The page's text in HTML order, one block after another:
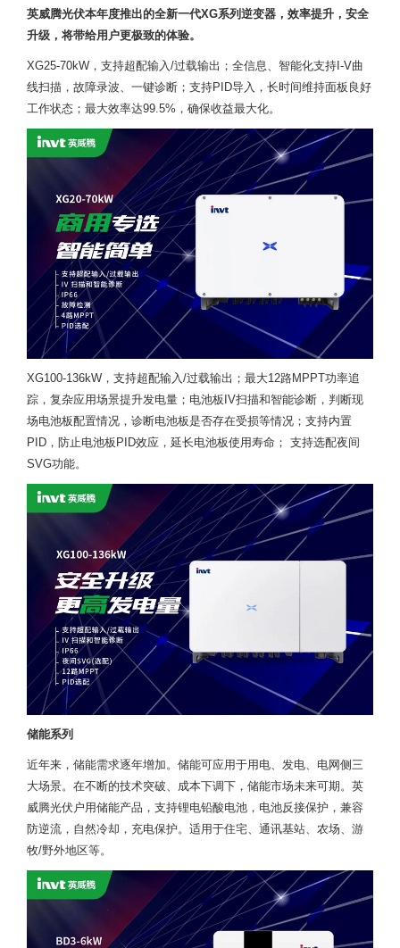
英威腾光伏本年度推出的全新一代XG系列逆变器，效率提升，安全
升级，将带给用户更极致的体验。
XG25-70kW，支持超配输入/过载输出；全信息、智能化支持I-V曲
线扫描，故障录波、一键诊断；支持PID导入，长时间维持面板良好
工作状态；最大效率达99.5%，确保收益最大化。
XG100-136kW，支持超配输入/过载输出；最大12路MPPT功率追
踪，复杂应用场景提升发电量；电池板IV扫描和智能诊断，判断现
场电池板配置情况，诊断电池板是否存在受损等情况；支持内置
PID，防止电池板PID效应，延长电池板使用寿命； 支持选配夜间
SVG功能。
储能系列
近年来，储能需求逐年增加。储能可应用于用电、发电、电网侧三
大场景。在不断的技术突破、成本下调下，储能市场未来可期。英
威腾光伏户用储能产品，支持锂电铅酸电池，电池反接保护，兼容
防逆流，自然冷却，充电保护。适用于住宅、通讯基站、农场、游
牧/野外地区等。